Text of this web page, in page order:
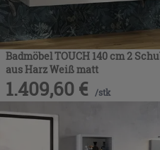
Badmöbel TOUCH 140 cm 2
aus Harz Weiß matt
1.409,60 € /stk